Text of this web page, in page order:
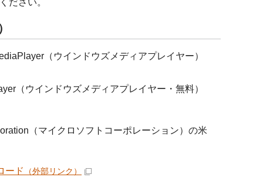
ださい。
（ウインドウズメディアプレイヤー）
（ウインドウズメディアプレイヤー・無料）
（マイクロソフトコーポレーション）の米
ード （外部リンク）